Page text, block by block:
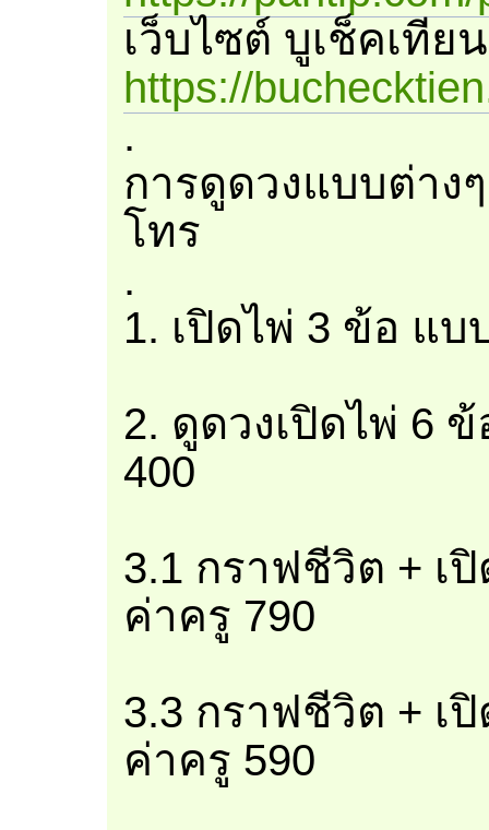
เว็บไซต์ บูเช็คเทีย
https://
.
การดูดวงแบบต่า
โทร
.
1. เปิดไพ่ 3 ข้อ แ
2. ดูดวงเปิดไพ่ 6
400
3.1 กราฟชีวิต + เ
ค่าครู 790
3.3 กราฟชีวิต + เ
ค่าครู 590